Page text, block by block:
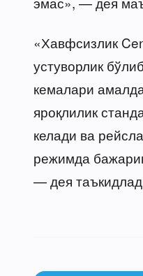
«Хавфсизлик
устуворлик
кемалари
яроқлилик
келади ва
режимда
— дея